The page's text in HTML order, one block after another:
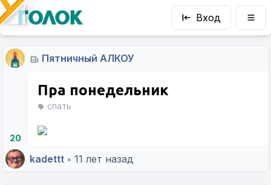
Вход
Пятничный АЛКОУ
20
Пра понедельник
спать
kadettt • 11 лет назад